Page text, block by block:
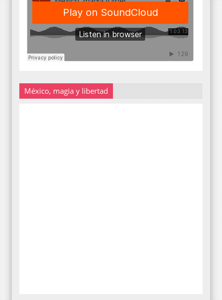
México, magia y libertad